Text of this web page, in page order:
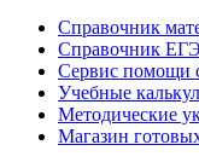
Справочник
Справочник ЕГЭ
Сервис помощи
Учебные
Методические
Магазин